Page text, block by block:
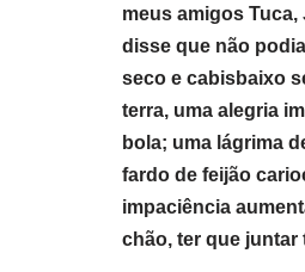
meus amigos
disse que não
seco e cabisbaixo
terra, uma alegria
bola; uma lágrima
fardo de feijão
impaciência
chão, ter que juntar